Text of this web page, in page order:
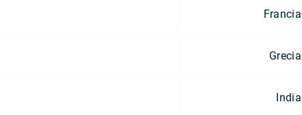
Francia
Grecia
India